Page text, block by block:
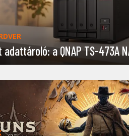
a QNAP TS-473A